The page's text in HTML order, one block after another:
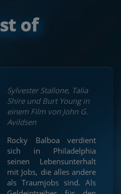
of
Sylvester Stallone, Talia
Shire und Burt Young in
einem Film von John G.
Avildsen
Rocky Balboa verdient
sich in Philadelphia
seinen Lebensunterhalt
mit Jobs, die alles andere
als Traumjobs sind. Als